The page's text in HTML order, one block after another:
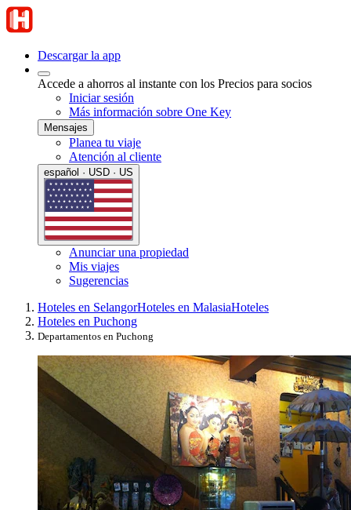
Descargar la app
Accede a ahorros al instante con los Precios para socios
Iniciar sesión
Más información sobre One Key
Mensajes
Planea tu viaje
Atención al cliente
español · USD · US
Anunciar una propiedad
Mis viajes
Sugerencias
Hoteles en SelangorHoteles en MalasiaHoteles
Hoteles en Puchong
Departamentos en Puchong